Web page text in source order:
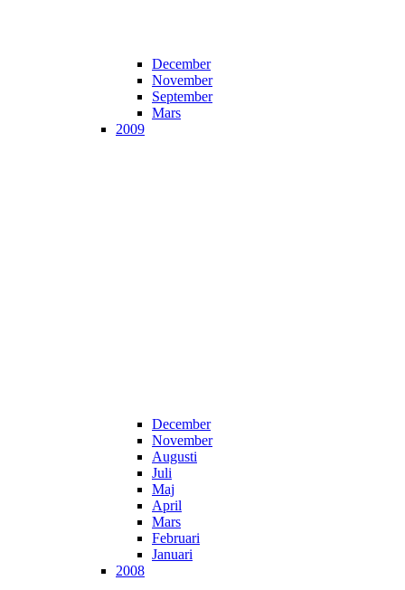
December
November
September
Mars
2009
December
November
Augusti
Juli
Maj
April
Mars
Februari
Januari
2008